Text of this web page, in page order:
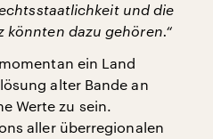
und die
könnten dazu gehören.“
ein Land
alter Bande an
Werte zu sein.
aller überregionalen